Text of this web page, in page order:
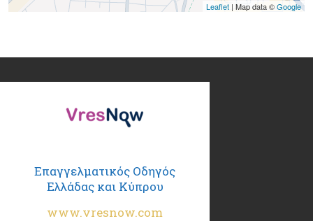
Leaflet | Map data ©Google
Επαγγελματικός Οδηγός
Ελλάδας και Κύπρου
www.vresnow.com